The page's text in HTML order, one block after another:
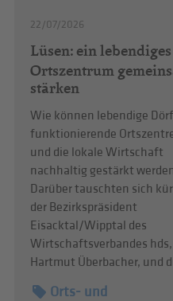
22/07/2026
Lüsen: ein lebendiges
Ortszentrum
stärken
Wie können lebendige
funktionierende
und die lokale Wirtschaft
nachhaltig gestärkt
Darüber tauschten sich
der Bezirkspräsident
Eisacktal/Wipptal des
Wirtschaftsverbandes hds,
Hartmut Überbacher, und
Orts- und